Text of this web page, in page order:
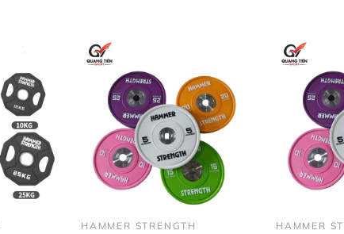
HAMMER STRENGTH HAMMER